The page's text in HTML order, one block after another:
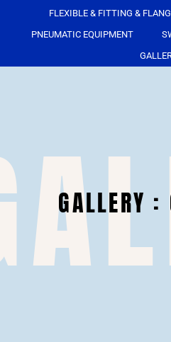
FLEXIBLE & FITTING &
PNEUMATIC EQUIPMENT
GALLERY